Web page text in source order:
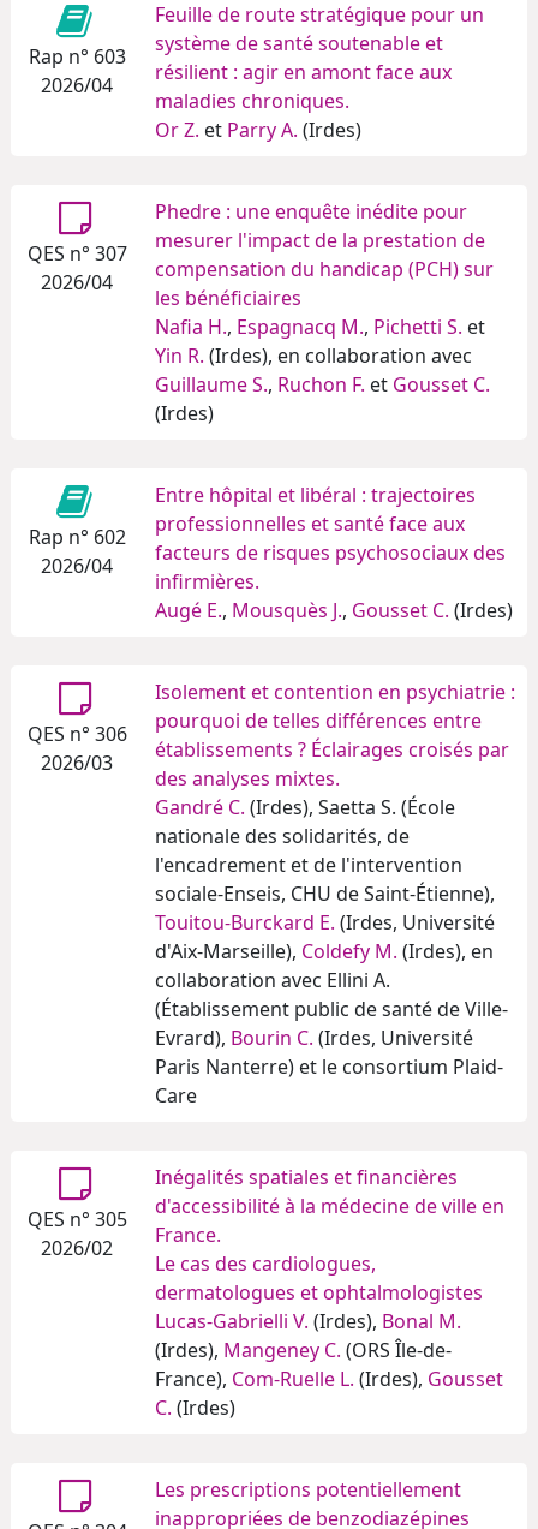
Rap n° 603
2026/04
Feuille de route stratégique pour un
système de santé soutenable et
résilient : agir en amont face aux
maladies chroniques.
Or Z. et Parry A. (Irdes)
QES n° 307
2026/04
Phedre : une enquête inédite pour
mesurer l'impact de la prestation de
compensation du handicap (PCH) sur
les bénéficiaires
Nafia H., Espagnacq M., Pichetti S. et
Yin R. (Irdes), en collaboration avec
Guillaume S., Ruchon F. et Gousset C.
(Irdes)
Rap n° 602
2026/04
Entre hôpital et libéral : trajectoires
professionnelles et santé face aux
facteurs de risques psychosociaux des
infirmières.
Augé E., Mousquès J., Gousset C. (Irdes)
QES n° 306
2026/03
Isolement et contention en psychiatrie :
pourquoi de telles différences entre
établissements ? Éclairages croisés par
des analyses mixtes.
Gandré C. (Irdes), Saetta S. (École
nationale des solidarités, de
l'encadrement et de l'intervention
sociale-Enseis, CHU de Saint-Étienne),
Touitou-Burckard E. (Irdes, Université
d'Aix-Marseille), Coldefy M. (Irdes), en
collaboration avec Ellini A.
(Établissement public de santé de Ville-
Evrard), Bourin C. (Irdes, Université
Paris Nanterre) et le consortium Plaid-
Care
QES n° 305
2026/02
Inégalités spatiales et financières
d'accessibilité à la médecine de ville en
France.
Le cas des cardiologues,
dermatologues et ophtalmologistes
Lucas-Gabrielli V. (Irdes), Bonal M.
(Irdes), Mangeney C. (ORS Île-de-
France), Com-Ruelle L. (Irdes), Gousset
C. (Irdes)
Les prescriptions potentiellement
inappropriées de benzodiazépines